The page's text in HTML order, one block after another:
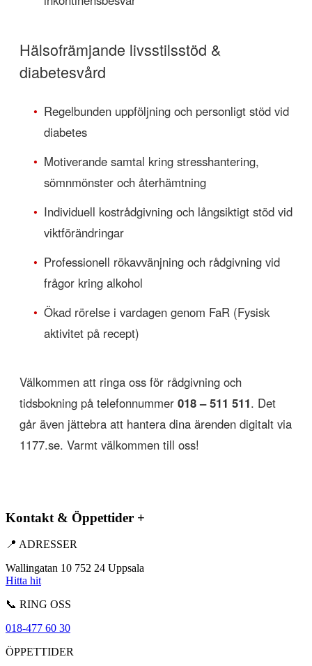
Hälsofrämjande livsstilsstöd &
diabetesvård
• Regelbunden uppföljning och personligt stöd vid
diabetes
• Motiverande samtal kring stresshantering,
sömnmönster och återhämtning
• Individuell kostrådgivning och långsiktigt stöd vid
viktförändringar
• Professionell rökavvänjning och rådgivning vid
frågor kring alkohol
• Ökad rörelse i vardagen genom FaR (Fysisk
aktivitet på recept)
Välkommen att ringa oss för rådgivning och
tidsbokning på telefonnummer 018 – 511 511. Det
går även jättebra att hantera dina ärenden digitalt via
1177.se. Varmt välkommen till oss!
Kontakt & Öppettider +
📍 ADRESSER
Wallingatan 10 752 24 Uppsala
Hitta hit
📞 RING OSS
018-477 60 30
ÖPPETTIDER